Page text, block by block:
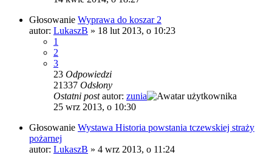
Głosowanie Wyprawa do koszar 2
autor: LukaszB » 18 lut 2013, o 10:23
1
2
3
23 Odpowiedzi
21337 Odsłony
Ostatni postautor: zunia
25 wrz 2013, o 10:30
Głosowanie Wystawa Historia powstania tczewskiej straży
pożarnej
autor: LukaszB » 4 wrz 2013, o 11:24